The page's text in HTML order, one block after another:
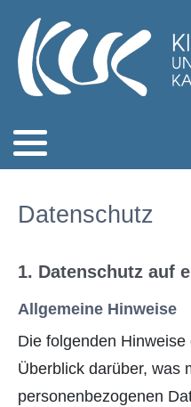
Datenschutz
1. Datenschutz auf
Allgemeine Hinweise
Die folgenden
Überblick darüber, was
personenbezogenen